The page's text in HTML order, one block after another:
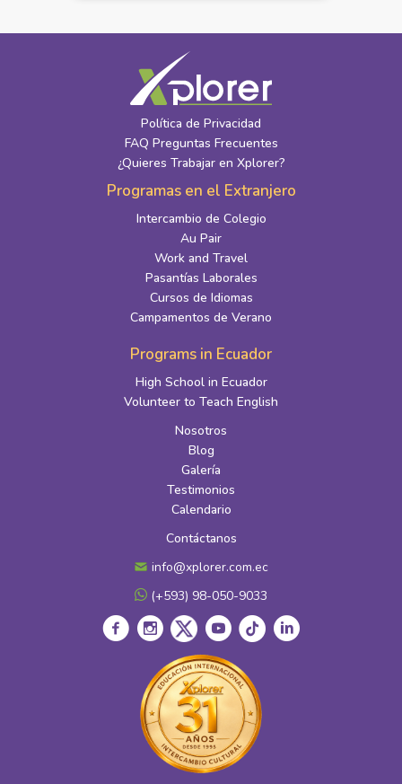
Política de Privacidad
FAQ Preguntas Frecuentes
¿Quieres Trabajar en Xplorer?
Programas en el Extranjero
Intercambio de Colegio
Au Pair
Work and Travel
Pasantías Laborales
Cursos de Idiomas
Campamentos de Verano
Programs in Ecuador
High School in Ecuador
Volunteer to Teach English
Nosotros
Blog
Galería
Testimonios
Calendario
Contáctanos
info@xplorer.com.ec
(+593) 98-050-9033